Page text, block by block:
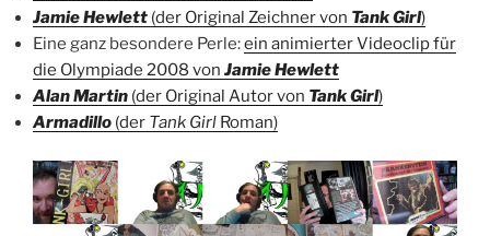
Jamie Hewlett (der Original Zeichner von Tank Girl)
Eine ganz besondere Perle:ein animierter Videoclip für
die Olympiade 2008 von Jamie Hewlett
Alan Martin (der Original Autor von Tank Girl)
Armadillo (der Tank Girl Roman)